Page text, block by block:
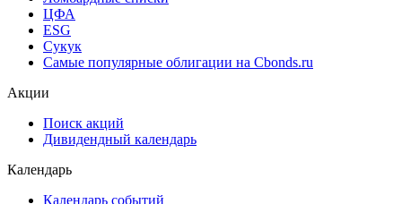
Рэнкинги инвест. банков и юр. консультантов
Cbonds Awards
Cbonds Pages
Ломбардные списки
ESG
Самые популярные облигации на Cbonds.ru
Дивидендный календарь